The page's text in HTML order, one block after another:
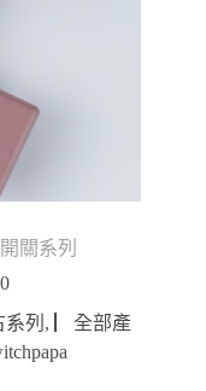
關系列
價
格
範
列 ,
▏全部產